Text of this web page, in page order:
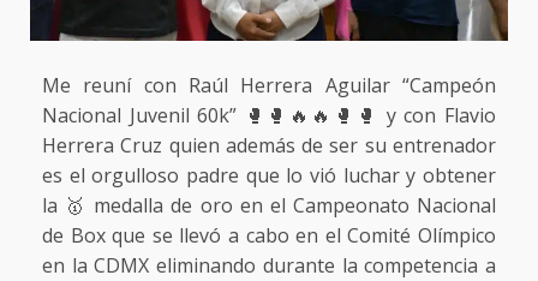
Me reuní con Raúl Herrera Aguilar “Campeón
Nacional Juvenil 60k” 🥊🥊🔥🔥🥊🥊 y con Flavio
Herrera Cruz quien además de ser su entrenador
es el orgulloso padre que lo vió luchar y obtener
la 🥇 medalla de oro en el Campeonato Nacional
de Box que se llevó a cabo en el Comité Olímpico
en la CDMX eliminando durante la competencia a